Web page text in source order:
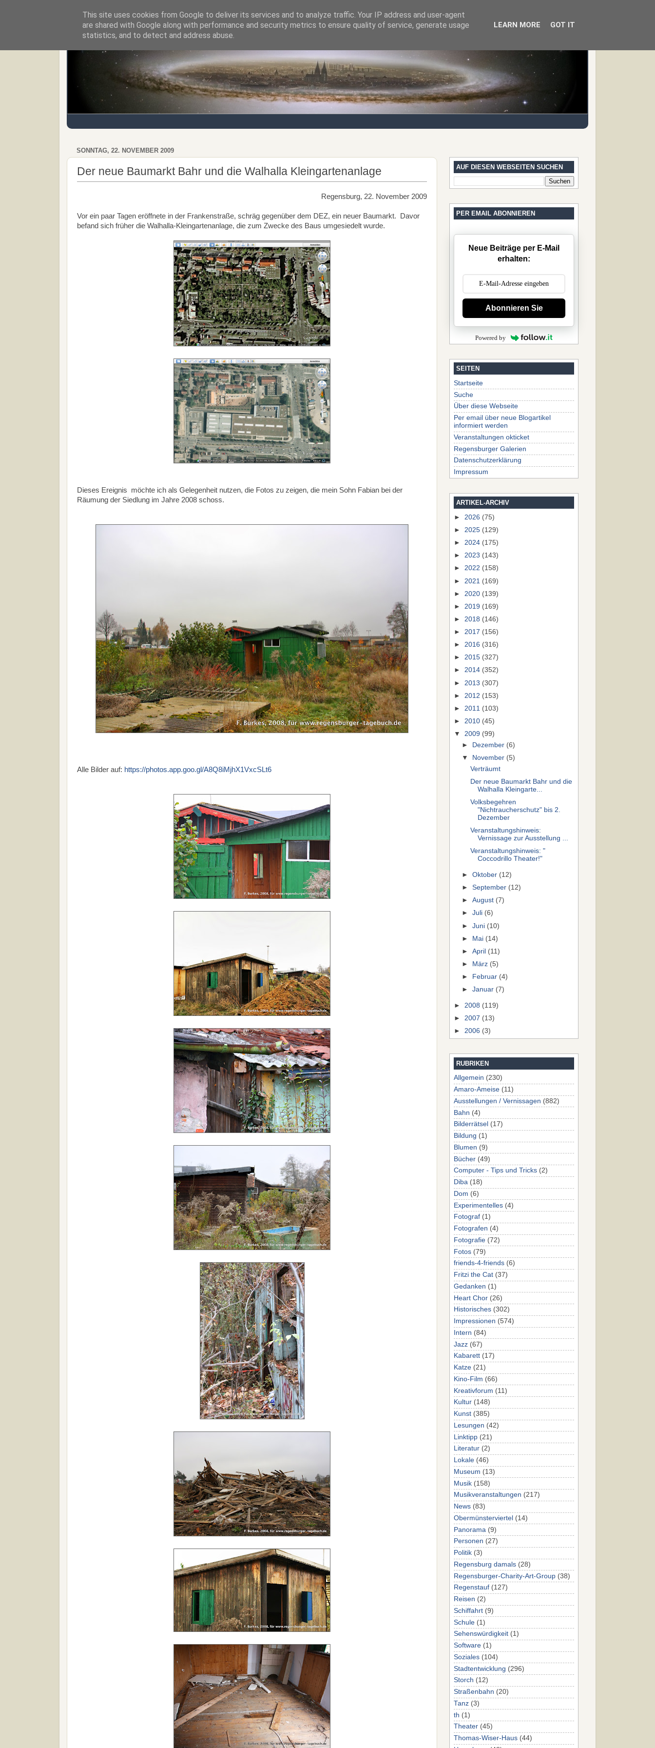
Regensburger Tagebuch Notizen von der nördlichsten Stadt Italiens
SONNTAG, 22. NOVEMBER 2009
Der neue Baumarkt Bahr und die Walhalla Kleingartenanlage
Regensburg, 22. November 2009
Vor ein paar Tagen eröffnete in der Frankenstraße, schräg gegenüber dem DEZ, ein neuer Baumarkt. Davor
befand sich früher die Walhalla-Kleingartenanlage, die zum Zwecke des Baus umgesiedelt wurde.
Dieses Ereignis möchte ich als Gelegenheit nutzen, die Fotos zu zeigen, die mein Sohn Fabian bei der
Räumung der Siedlung im Jahre 2008 schoss.
Alle Bilder auf: https://photos.app.goo.gl/A8Q8iMjhX1VxcSLt6
AUF DIESEN WEBSEITEN SUCHEN
PER EMAIL ABONNIEREN
Neue Beiträge per E-Mail
erhalten:
Abonnieren Sie
Powered by
SEITEN
Startseite
Suche
Über diese Webseite
Per email über neue Blogartikel
informiert werden
Veranstaltungen okticket
Regensburger Galerien
Datenschutzerklärung
Impressum
ARTIKEL-ARCHIV
► 2026 (75)
► 2025 (129)
► 2024 (175)
► 2023 (143)
► 2022 (158)
► 2021 (169)
► 2020 (139)
► 2019 (169)
► 2018 (146)
► 2017 (156)
► 2016 (316)
► 2015 (327)
► 2014 (352)
► 2013 (307)
► 2012 (153)
► 2011 (103)
► 2010 (45)
▼ 2009 (99)
►
Dezember (6)
▼
November (5)
Verträumt
Der neue Baumarkt Bahr und die
Walhalla Kleingarte...
Volksbegehren
"Nichtraucherschutz" bis 2.
Dezember
Veranstaltungshinweis:
Vernissage zur Ausstellung ...
Veranstaltungshinweis: "
Coccodrillo Theater!"
►Oktober (12)
►September (12)
►August (7)
►Juli (6)
►Juni (10)
► Mai (14)
►April (11)
►
März (5)
►
Februar (4)
►Januar (7)
► 2008 (119)
► 2007 (13)
► 2006 (3)
RUBRIKEN
Allgemein (230)
Amaro-Ameise (11)
Ausstellungen / Vernissagen (882)
Bahn (4)
Bilderrätsel (17)
Bildung (1)
Blumen (9)
Bücher (49)
Computer - Tips und Tricks (2)
Diba (18)
Dom (6)
Experimentelles (4)
Fotograf (1)
Fotografen (4)
Fotografie (72)
Fotos (79)
friends-4-friends (6)
Fritzi the Cat (37)
Gedanken (1)
Heart Chor (26)
Historisches (302)
Impressionen (574)
Intern (84)
Jazz (67)
Kabarett (17)
Katze (21)
Kino-Film (66)
Kreativforum (11)
Kultur (148)
Kunst (385)
Lesungen (42)
Linktipp (21)
Literatur (2)
Lokale (46)
Museum (13)
Musik (158)
Musikveranstaltungen (217)
News (83)
Obermünsterviertel (14)
Panorama (9)
Personen (27)
Politik (3)
Regensburg damals (28)
Regensburger-Charity-Art-Group (38)
Regenstauf (127)
Reisen (2)
Schiffahrt (9)
Schule (1)
Sehenswürdigkeit (1)
Software (1)
Soziales (104)
Stadtentwicklung (296)
Storch (12)
Straßenbahn (20)
Tanz (3)
th (1)
Theater (45)
Thomas-Wiser-Haus (44)
This site uses cookies from Google to deliver its services and to analyze traffic. Your IP address and user-agent
are shared with Google along with performance and security metrics to ensure quality of service, generate usage
statistics, and to detect and address abuse.
LEARN MORE GOT IT